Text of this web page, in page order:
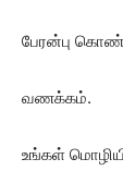
பேரன்பு
வணக்கம்.
உங்கள்